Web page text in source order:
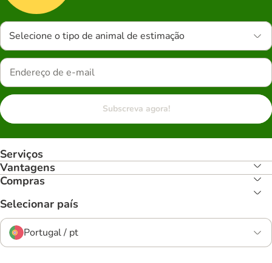
Selecione o tipo de animal de estimação
Subscreva agora!
Serviços
Vantagens
Compras
Selecionar país
Portugal / pt